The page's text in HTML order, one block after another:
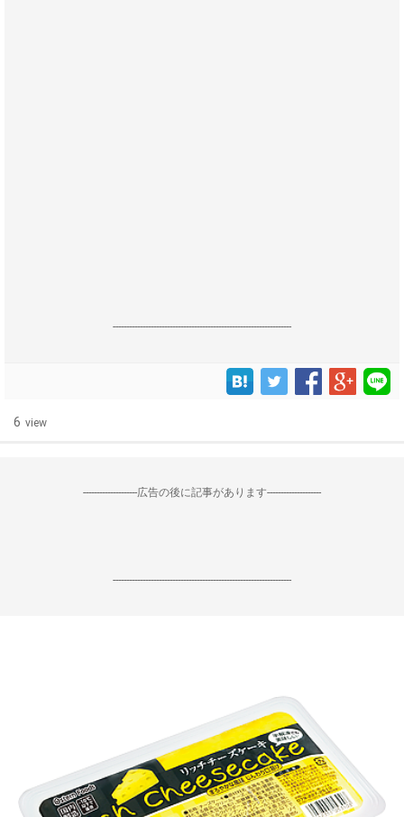
------------------------------------------------------------------
6 view
--------------------広告の後に記事があります--------------------
------------------------------------------------------------------